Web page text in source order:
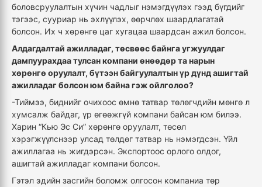
боловсруулалтын хүчин чадлыг нэмэгдүүлэх гээд бүгдийг
тэгээс, сууриар нь эхлүүлэх, өөрчлөх шаардлагатай
болсон. Их ч хөрөнгө цаг хугацаа шаардсан ажил болсон.
Алдагдалтай ажилладаг, төсвөөс байнга угжуулдаг
дампуурахдаа тулсан компани өнөөдөр та нарын
хөрөнгө оруулалт, бүтээн байгуулалтын үр дүнд ашигтай
ажилладаг болсон юм байна гэж ойлголоо?
-Тиймээ, биднийг очихоос өмнө татвар төлөгчдийн мөнгө л
хумсалж байдаг, үр өгөөжгүй компани байсан юм билээ.
Харин “Кью Эс Си” хөрөнгө оруулалт, төсөл
хэрэгжүүлснээр улсад төлдөг татвар нь нэмэгдсэн. Үйл
ажиллагаа нь жигдэрсэн. Экспортоос орлого олдог,
ашигтай ажилладаг компани болсон.
Гэтэл эдийн засгийн боломж олгосон компаниа төр